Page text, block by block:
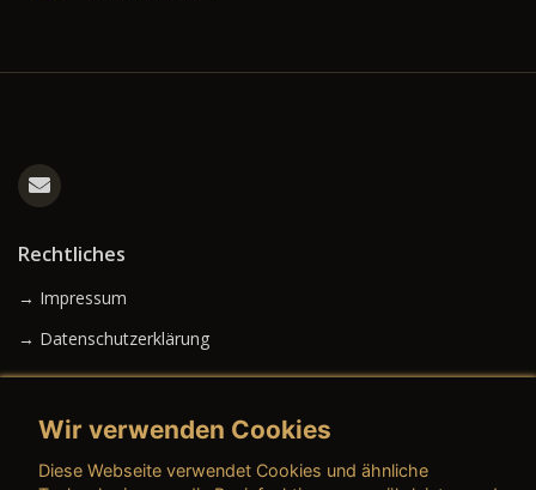
Rechtliches
→ Impressum
→ Datenschutzerklärung
Wir verwenden Cookies
Diese Webseite verwendet Cookies und ähnliche